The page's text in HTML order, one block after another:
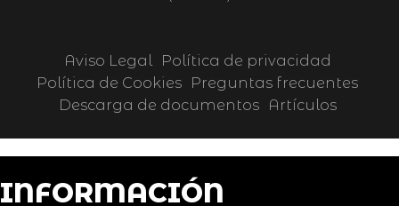
Aviso Legal
Política de privacidad
Política de Cookies Preguntas frecuentes
Descarga de documentos
Artículos
INFORMACIÓN